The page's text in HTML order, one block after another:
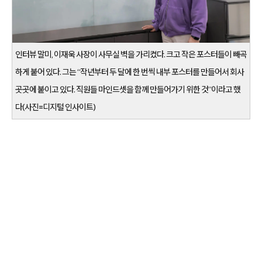
인터뷰 말미, 이재욱 사장이 사무실 벽을 가리켰다. 크고 작은 포스터들이 빼곡
하게 붙어 있다. 그는 “작년부터 두 달에 한 번씩 내부 포스터를 만들어서 회사
곳곳에 붙이고 있다. 직원들 마인드셋을 함께 만들어가기 위한 것”이라고 했
다(사진=디지털 인사이트)